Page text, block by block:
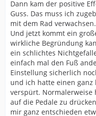
Dann kam der positive
Guss. Das muss ich
mit dem Rad verwachsen.
Und jetzt kommt ein
wirkliche Begründung
ein schlichtes
einfach mal den Fuß
Einstellung sicherlich
und ich hatte einen ganz
verspürt. Normalerweise
auf die Pedale zu
mir ganz entschieden